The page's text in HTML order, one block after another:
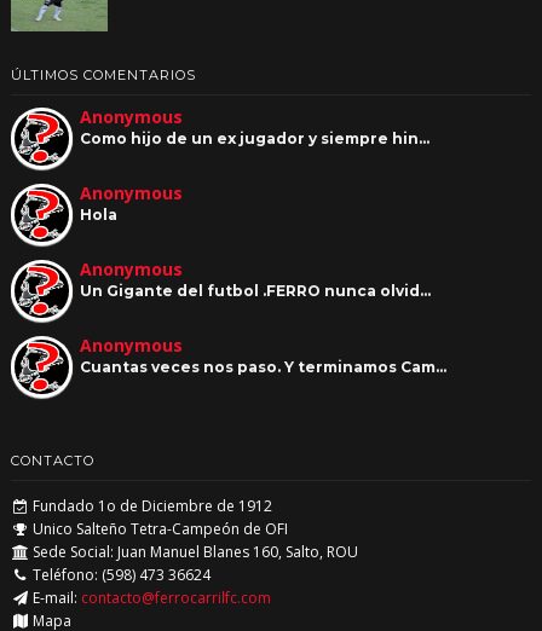
ÚLTIMOS COMENTARIOS
Anonymous
Como hijo de un ex jugador y siempre hin…
Anonymous
Hola
Anonymous
Un Gigante del futbol .FERRO nunca olvid…
Anonymous
Cuantas veces nos paso. Y terminamos Cam…
CONTACTO
Fundado 1o de Diciembre de 1912
Unico Salteño Tetra-Campeón de OFI
Sede Social: Juan Manuel Blanes 160, Salto, ROU
Teléfono: (598) 473 36624
E-mail: contacto@ferrocarrilfc.com
Mapa